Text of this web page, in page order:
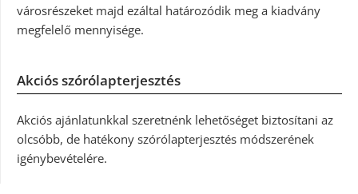
városrészeket majd ezáltal határozódik meg a kiadvány
megfelelő mennyisége.
Akciós szórólapterjesztés
Akciós ajánlatunkkal szeretnénk lehetőséget biztosítani az
olcsóbb, de hatékony szórólapterjesztés módszerének
igénybevételére.